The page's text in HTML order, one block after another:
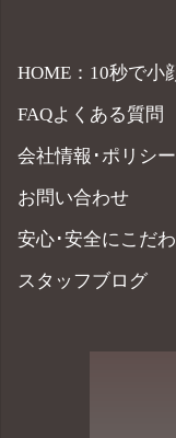
HOME：10秒で小
FAQよくある質問
会社情報･ポリシー
お問い合わせ
安心･安全にこだ
スタッフブログ